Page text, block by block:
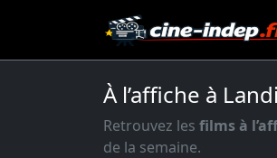
À l’affiche à
Retrouvez les films à
de la semaine.